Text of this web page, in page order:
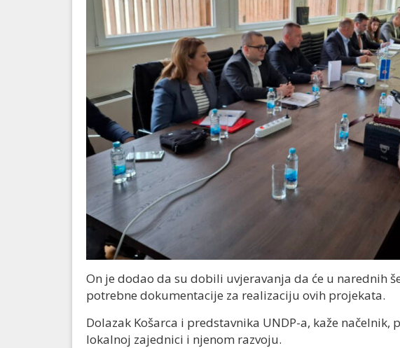
On je dodao da su dobili uvjeravanja da će u narednih
potrebne dokumentacije za realizaciju ovih projekata.
Dolazak Košarca i predstavnika UNDP-a, kaže
lokalnoj zajednici i njenom razvoju.